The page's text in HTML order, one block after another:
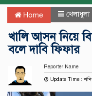
Home খেলাধুলা
খালি আসন নিয়ে
বলে দাবি ফিফার
Reporter Name
Update Time :